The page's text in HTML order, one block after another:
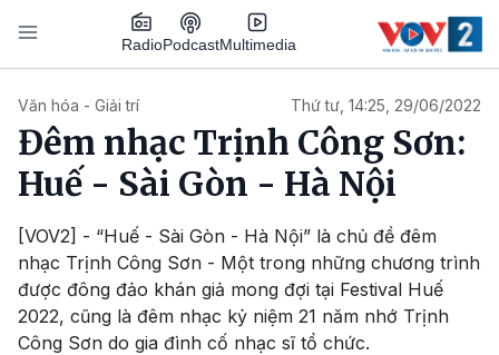
Nhảy đến nội dung
RadioPodcastMultimedia
Văn hóa - Giải trí Thứ tư, 14:25, 29/06/2022
Đêm nhạc Trịnh Công Sơn:
Huế - Sài Gòn - Hà Nội
[VOV2] - “Huế - Sài Gòn - Hà Nội” là chủ đề đêm
nhạc Trịnh Công Sơn - Một trong những chương trình
được đông đảo khán giả mong đợi tại Festival Huế
2022, cũng là đêm nhạc kỷ niệm 21 năm nhớ Trịnh
Công Sơn do gia đình cố nhạc sĩ tổ chức.